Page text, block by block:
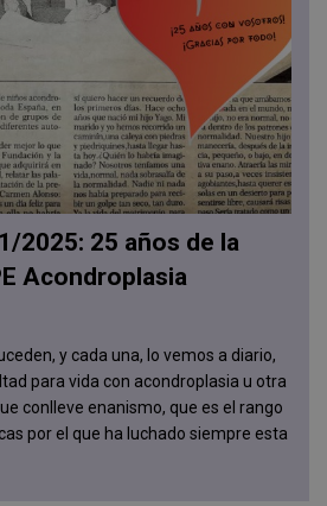
2025: 25 años de la
Acondroplasia
y cada una, lo vemos a diario,
para vida con acondroplasia u otra
conlleve enanismo, que es el rango
por el que ha luchado siempre esta